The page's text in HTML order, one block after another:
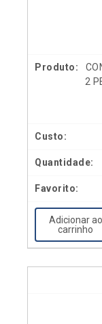
2
Adicionar ao
carrinho